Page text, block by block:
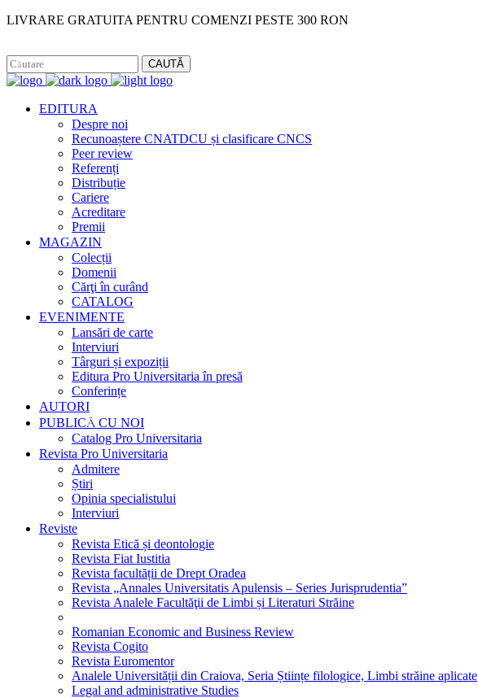
LIVRARE GRATUITA PENTRU COMENZI PESTE 300 RON
CAUTĂ
EDITURA
Despre noi
Recunoaștere CNATDCU și clasificare CNCS
Peer review
Referenți
Distribuție
Cariere
Acreditare
Premii
MAGAZIN
Colecții
Domenii
Cărţi în curând
CATALOG
EVENIMENTE
Lansări de carte
Interviuri
Târguri și expoziții
Editura Pro Universitaria în presă
Conferințe
AUTORI
PUBLICĂ CU NOI
Catalog Pro Universitaria
Revista Pro Universitaria
Admitere
Știri
Opinia specialistului
Interviuri
Reviste
Revista Etică și deontologie
Revista Fiat Iustitia
Revista facultății de Drept Oradea
Revista „Annales Universitatis Apulensis – Series Jurisprudentia”
Revista Analele Facultăţii de Limbi și Literaturi Străine
Romanian Economic and Business Review
Revista Cogito
Revista Euromentor
Analele Universității din Craiova, Seria Științe filologice, Limbi străine aplicate
Legal and administrative Studies